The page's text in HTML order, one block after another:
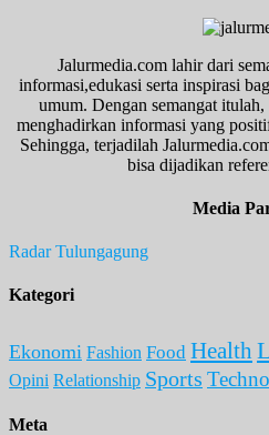
Jalurmedia.com lahir dari
informasi,edukasi serta inspirasi
umum. Dengan semangat
menghadirkan informasi yang
Sehingga, terjadilah
bisa dijadikan
Media
Radar Tulungagung
Kategori
Ekonomi Fashion Food Health
Opini Relationship Sports
Meta